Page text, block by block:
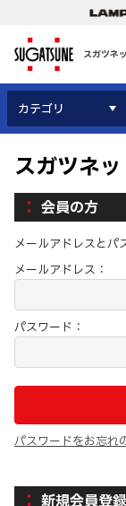
スガツネ
カテゴリ
スガツネ
会員の方
メールアドレスとパ
メールアドレス：
パスワード：
パスワードをお忘れ
新規会員登